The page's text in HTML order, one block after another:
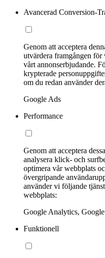
Avancerad Conversion-
Genom att acceptera
utvärdera framgången
vårt annonserbjudande.
krypterade
om du redan använder
Google Ads
Performance
Genom att acceptera
analysera klick- och
optimera vår webbplats
övergripande
använder vi följande
webbplats:
Google Analytics,
Funktionell